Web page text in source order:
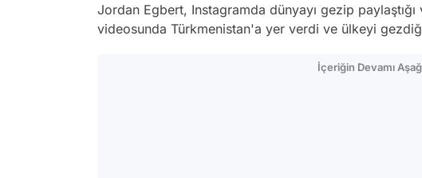
Jordan Egbert, Instagramda dünyayı gezip
videosunda Türkmenistan'a yer verdi ve ülkeyi
İçeriğin Devamı